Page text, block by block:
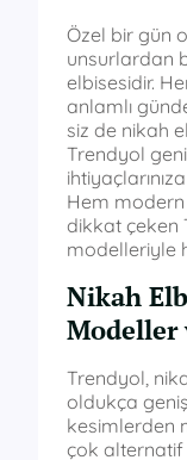
Özel bir gün
unsurlardan
elbisesidir.
anlamlı
siz de nikah
Trendyol
Hem modern
dikkat çeken
modelleriyle
Nikah
Modeller
Trendyol,
oldukça
kesimlerden
çok alternatif